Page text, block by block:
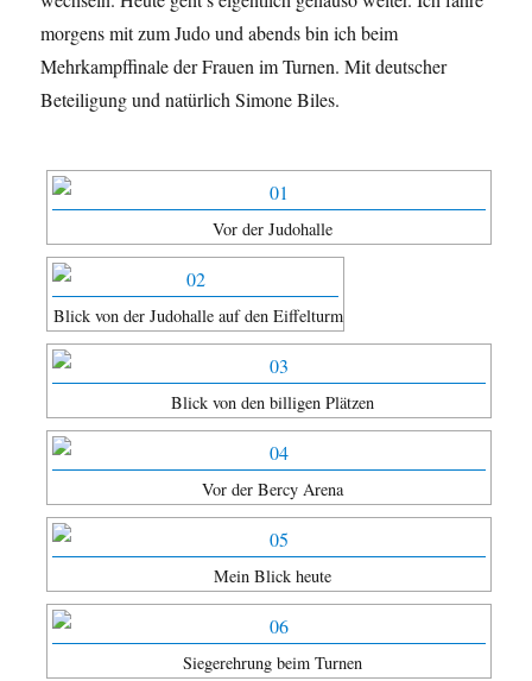
morgens mit zum Judo und abends bin ich beim
Mehrkampffinale der Frauen im Turnen. Mit deutscher
Beteiligung und natürlich Simone Biles.
Vor der Judohalle
Blick von der Judohalle auf den Eiffelturm
Blick von den billigen Plätzen
Vor der Bercy Arena
Mein Blick heute
Siegerehrung beim Turnen